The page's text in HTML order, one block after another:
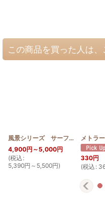
この商品を買った人は
風景シリーズ サーフボード [
4,900円 ～5,000円
(税込 :
5,390円 ～5,500円)
330円
(税込 :